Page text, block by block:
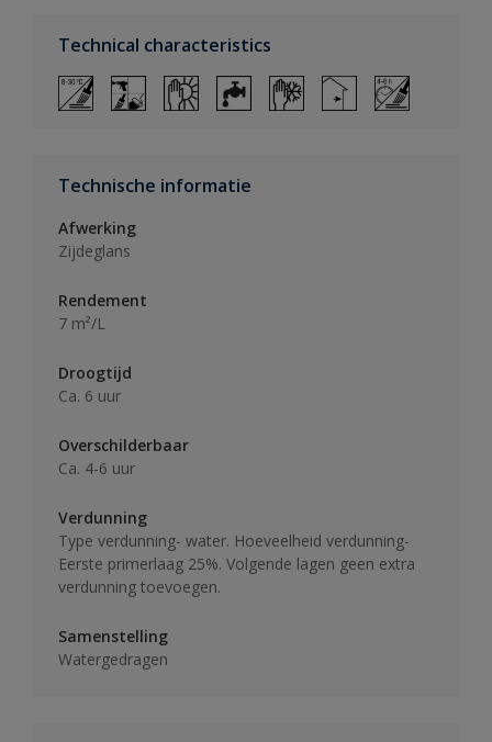
Technical characteristics
Technische informatie
Afwerking
Zijdeglans
Rendement
7 m²/L
Droogtijd
Ca. 6 uur
Overschilderbaar
Ca. 4-6 uur
Verdunning
Type verdunning- water. Hoeveelheid verdunning-
Eerste primerlaag 25%. Volgende lagen geen extra
verdunning toevoegen.
Samenstelling
Watergedragen